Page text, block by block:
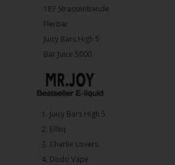
187 Strassenbande
Flerbar
Juicy Bars High 5
Bar Juice 5000
1.⁠ ⁠Juicy Bars High 5
2.⁠ ⁠⁠Elfliq
3.⁠ ⁠⁠Charlie Lovers
4.⁠ ⁠⁠Dodo Vape